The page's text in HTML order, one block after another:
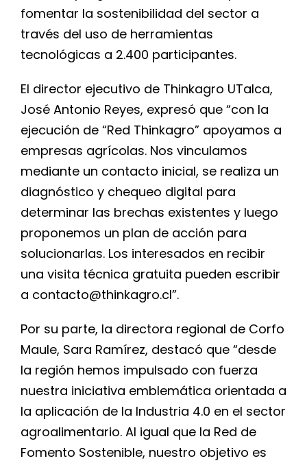
fomentar la sostenibilidad del sector a
través del uso de herramientas
tecnológicas a 2.400 participantes.
El director ejecutivo de Thinkagro UTalca,
José Antonio Reyes, expresó que “con la
ejecución de “Red Thinkagro” apoyamos a
empresas agrícolas. Nos vinculamos
mediante un contacto inicial, se realiza un
diagnóstico y chequeo digital para
determinar las brechas existentes y luego
proponemos un plan de acción para
solucionarlas. Los interesados en recibir
una visita técnica gratuita pueden escribir
a contacto@thinkagro.cl”.
Por su parte, la directora regional de Corfo
Maule, Sara Ramírez, destacó que “desde
la región hemos impulsado con fuerza
nuestra iniciativa emblemática orientada a
la aplicación de la Industria 4.0 en el sector
agroalimentario. Al igual que la Red de
Fomento Sostenible, nuestro objetivo es